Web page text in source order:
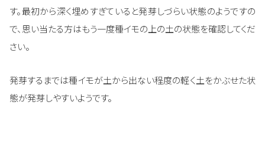
す。最初から深く埋めすぎていると発芽しづらい状態のようですの
で、思い当たる方はもう一度種イモの上の土の状態を確認してくだ
さい。
発芽するまでは種イモが土から出ない程度の軽く土をかぶせた状
態が発芽しやすいようです。